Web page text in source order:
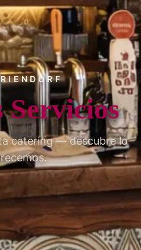
Servicios
catering — descubre lo